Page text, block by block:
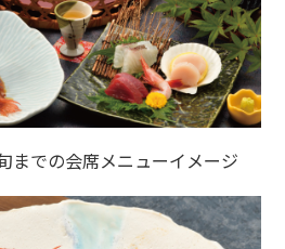
までの会席メニューイメージ